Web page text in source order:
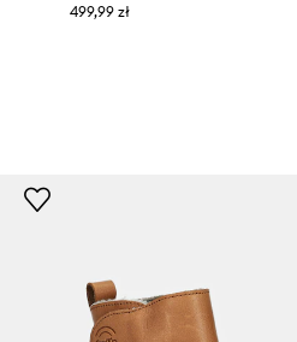
499,99 zł